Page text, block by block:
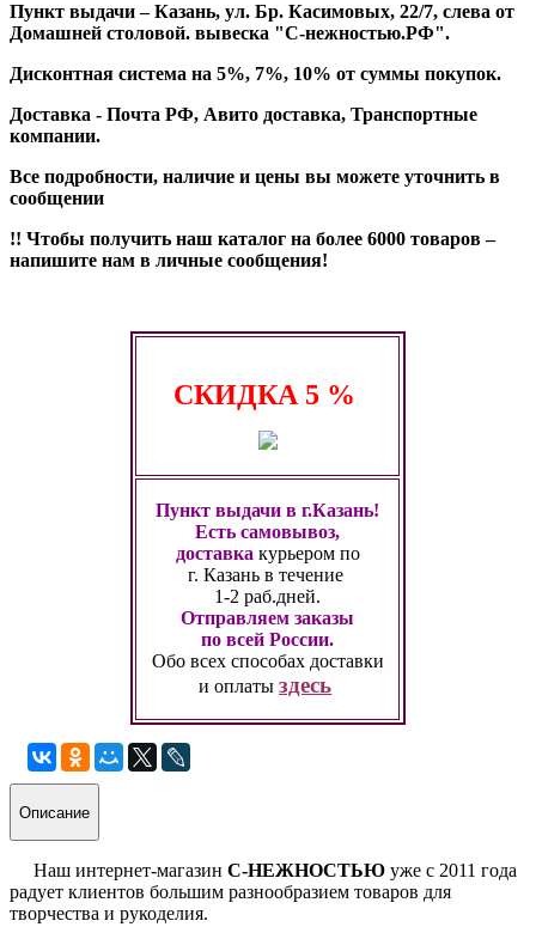
Пункт выдачи – Казань, ул. Бр. Касимовых, 22/7, слева от
Домашней столовой. вывеска "С-нежностью.РФ".
Дисконтная система на 5%, 7%, 10% от суммы покупок.
Доставка - Почта РФ, Авито доставка, Транспортные
компании.
Все подробности, наличие и цены вы можете уточнить в
сообщении
!! Чтобы получить наш каталог на более 6000 товаров –
напишите нам в личные сообщения!
СКИДКА 5 %
Пункт выдачи в г.Казань!
Есть самовывоз,
доставка курьером по
г. Казань в течение
1-2 раб.дней.
Отправляем заказы
по всей России.
Обо всех способах доставки
и оплатыздесь
Описание
Наш интернет-магазин С-НЕЖНОСТЬЮ уже с 2011 года
радует клиентов большим разнообразием товаров для
творчества и рукоделия.